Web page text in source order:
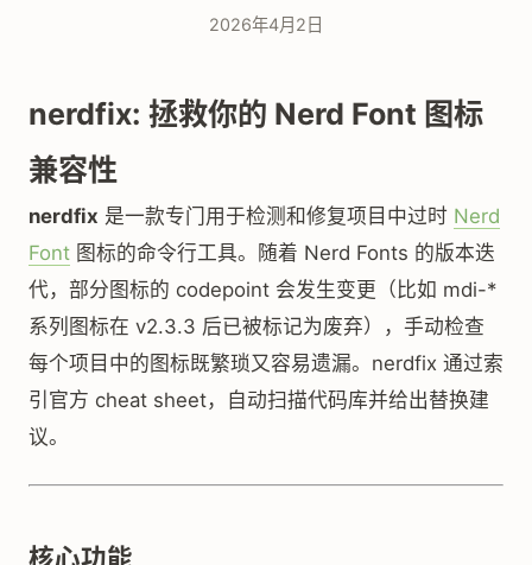
2026年4月2日
nerdfix: 拯救你的 Nerd Font 图标
兼容性
nerdfix 是一款专门用于检测和修复项目中过时 Nerd
Font 图标的命令行工具。随着 Nerd Fonts 的版本迭
代，部分图标的 codepoint 会发生变更（比如 mdi-*
系列图标在 v2.3.3 后已被标记为废弃），手动检查
每个项目中的图标既繁琐又容易遗漏。nerdfix 通过索
引官方 cheat sheet，自动扫描代码库并给出替换建
议。
核心功能